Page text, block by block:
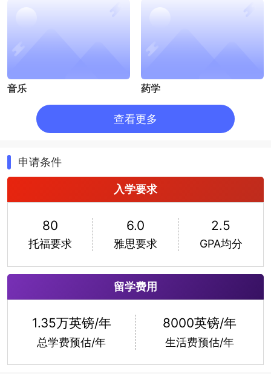
音乐 药学
查看更多
申请条件
入学要求
80
托福要求
6.0
雅思要求
2.5
GPA均分
留学费用
1.35万英镑/年
总学费预估/年
8000英镑/年
生活费预估/年